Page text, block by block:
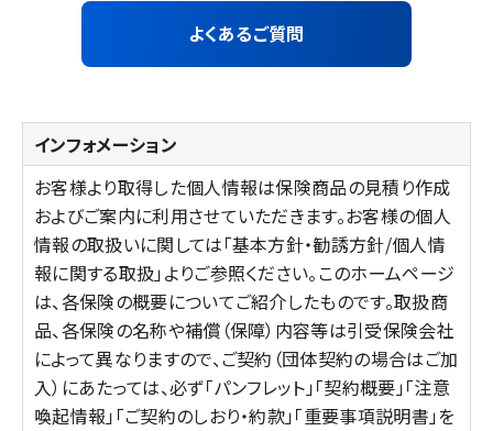
よくあるご質問
インフォメーション
お客様より取得した個人情報は保険商品の見積り作成
およびご案内に利用させていただきます。お客様の個人
情報の取扱いに関しては「基本方針・勧誘方針/個人情
報に関する取扱」よりご参照ください。このホームページ
は、各保険の概要についてご紹介したものです。取扱商
品、各保険の名称や補償（保障）内容等は引受保険会社
によって異なりますので、ご契約（団体契約の場合はご加
入）にあたっては、必ず「パンフレット」「契約概要」「注意
喚起情報」「ご契約のしおり・約款」「重要事項説明書」を